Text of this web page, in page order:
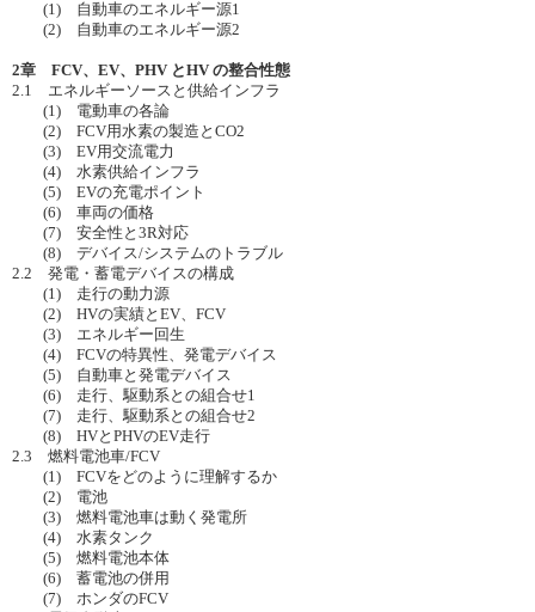
(1) 自動車のエネルギー源1
(2) 自動車のエネルギー源2
2章 FCV、EV、PHV とHV の整合性態
2.1 エネルギーソースと供給インフラ
(1) 電動車の各論
(2) FCV用水素の製造とCO2
(3) EV用交流電力
(4) 水素供給インフラ
(5) EVの充電ポイント
(6) 車両の価格
(7) 安全性と3R対応
(8) デバイス/システムのトラブル
2.2 発電・蓄電デバイスの構成
(1) 走行の動力源
(2) HVの実績とEV、FCV
(3) エネルギー回生
(4) FCVの特異性、発電デバイス
(5) 自動車と発電デバイス
(6) 走行、駆動系との組合せ1
(7) 走行、駆動系との組合せ2
(8) HVとPHVのEV走行
2.3 燃料電池車/FCV
(1) FCVをどのように理解するか
(2) 電池
(3) 燃料電池車は動く発電所
(4) 水素タンク
(5) 燃料電池本体
(6) 蓄電池の併用
(7) ホンダのFCV